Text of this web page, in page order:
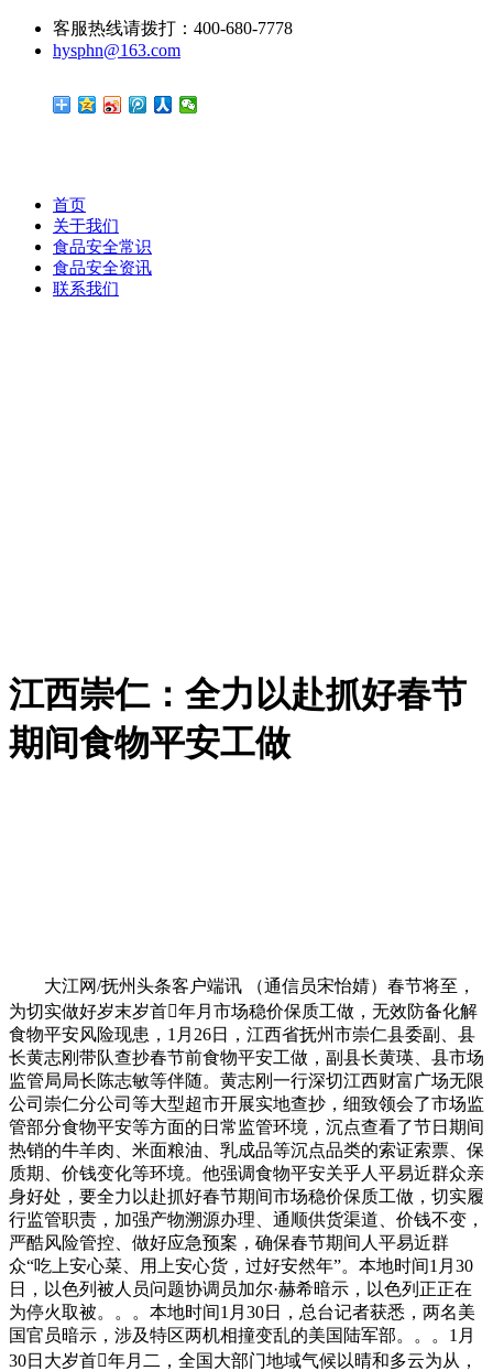
客服热线请拨打：400-680-7778
hysphn@163.com
首页
关于我们
食品安全常识
食品安全资讯
联系我们
江西崇仁：全力以赴抓好春节
期间食物平安工做
大江网/抚州头条客户端讯 （通信员宋怡婧）春节将至，
为切实做好岁末岁首年月市场稳价保质工做，无效防备化解
食物平安风险现患，1月26日，江西省抚州市崇仁县委副、县
长黄志刚带队查抄春节前食物平安工做，副县长黄瑛、县市场
监管局局长陈志敏等伴随。黄志刚一行深切江西财富广场无限
公司崇仁分公司等大型超市开展实地查抄，细致领会了市场监
管部分食物平安等方面的日常监管环境，沉点查看了节日期间
热销的牛羊肉、米面粮油、乳成品等沉点品类的索证索票、保
质期、价钱变化等环境。他强调食物平安关乎人平易近群众亲
身好处，要全力以赴抓好春节期间市场稳价保质工做，切实履
行监管职责，加强产物溯源办理、通顺供货渠道、价钱不变，
严酷风险管控、做好应急预案，确保春节期间人平易近群
众“吃上安心菜、用上安心货，过好安然年”。本地时间1月30
日，以色列被人员问题协调员加尔·赫希暗示，以色列正正在
为停火取被。。。本地时间1月30日，总台记者获悉，两名美
国官员暗示，涉及特区两机相撞变乱的美国陆军部。。。1月
30日大岁首年月二，全国大部门地域气候以晴和多云为从，